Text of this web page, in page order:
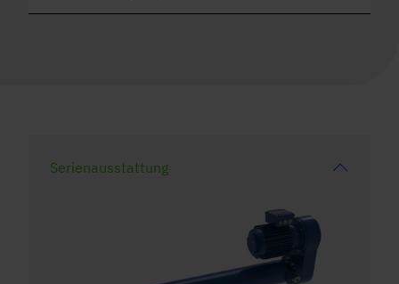
Serienausstattung